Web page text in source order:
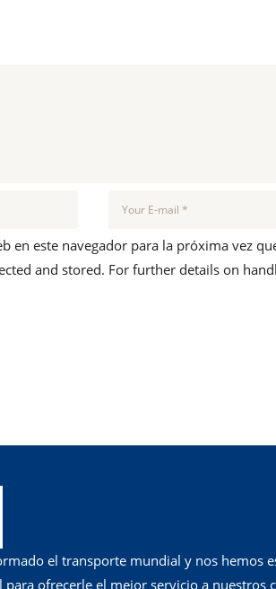
en este navegador para la próxima vez
and stored. For further details on
el transporte mundial y nos hemos
ofrecerle el mejor servicio a